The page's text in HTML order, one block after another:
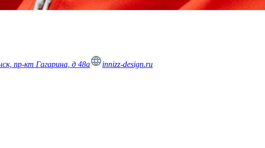
пр-кт Гагарина, д 48а innizz-design.ru